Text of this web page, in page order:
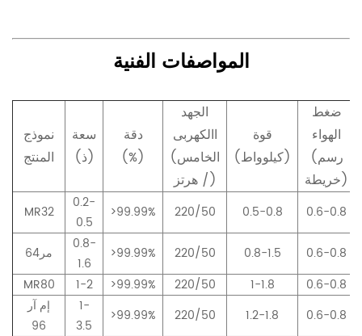
المواصفات الفنية
نموذج
المنتج
سعة
(ذ)
دقة
(%)
الجهد
االكهربى
(الخامس
/ هرتز)
قوة
(كيلوواط)
ضغط
الهواء
(رسم
خريطة)
MR32
0.2-
0.5
>99.99% 220/50 0.5-0.8 0.6-0.8
مر64
0.8-
1.6
>99.99% 220/50 0.8-1.5
0.6-0.8
MR80
1-2 >99.99% 220/50 1-1.8
0.6-0.8
إم آر
96
1-
3.5
>99.99% 220/50 1.2-1.8
0.6-0.8